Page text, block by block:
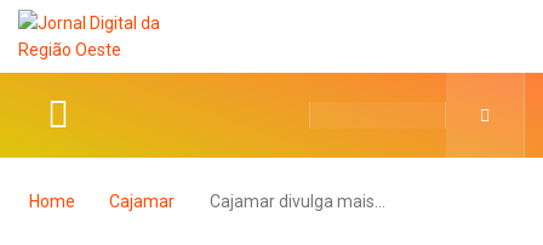
Home Cajamar Cajamar divulga mais…